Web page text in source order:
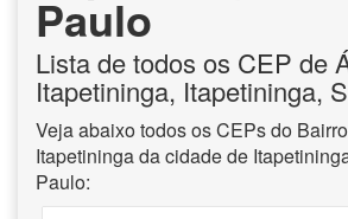
Paulo
Lista de todos os CEP de
Itapetininga, Itapetininga,
Veja abaixo todos os CEPs do
Itapetininga da cidade de
Paulo: